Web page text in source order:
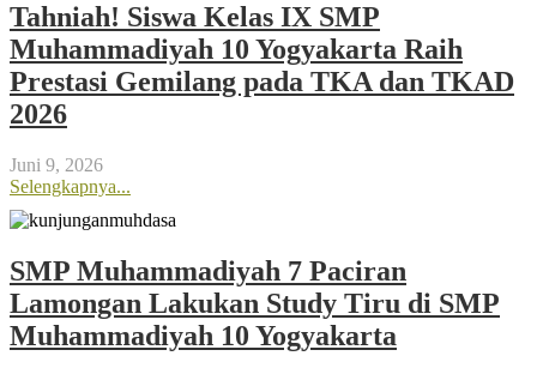
Tahniah! Siswa Kelas IX SMP
Muhammadiyah 10 Yogyakarta Raih
Prestasi Gemilang pada TKA dan TKAD
2026
Juni 9, 2026
Selengkapnya...
SMP Muhammadiyah 7 Paciran
Lamongan Lakukan Study Tiru di SMP
Muhammadiyah 10 Yogyakarta